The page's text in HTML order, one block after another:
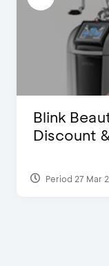
Blink
Discount
Period 27 Mar